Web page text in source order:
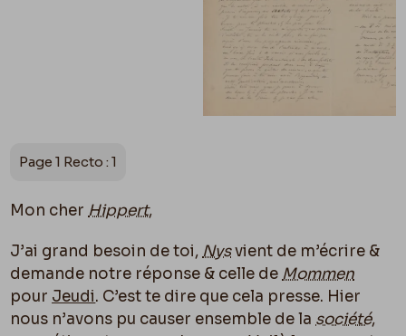
Page 1 Recto : 1
Mon cher Hippert,
J’ai grand besoin de toi, Nysvient de m’écrire &
demande notre réponse & celle de Mommen
pour Jeudi. C’est te dire que cela presse. Hier
nous n’avons pu causer ensemble de la société,